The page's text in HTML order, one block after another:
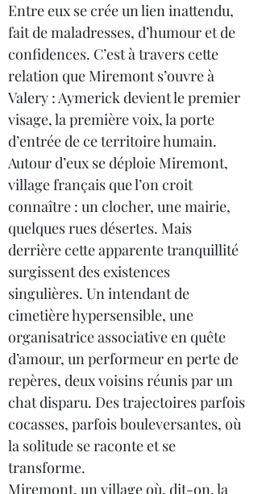
Entre eux se crée un lien inattendu,
fait de maladresses, d’humour et de
confidences. C’est à travers cette
relation que Miremont s’ouvre à
Valery : Aymerick devient le premier
visage, la première voix, la porte
d’entrée de ce territoire humain.
Autour d’eux se déploie Miremont,
village français que l’on croit
connaître : un clocher, une mairie,
quelques rues désertes. Mais
derrière cette apparente tranquillité
surgissent des existences
singulières. Un intendant de
cimetière hypersensible, une
organisatrice associative en quête
d’amour, un performeur en perte de
repères, deux voisins réunis par un
chat disparu. Des trajectoires parfois
cocasses, parfois bouleversantes, où
la solitude se raconte et se
transforme.
Miremont, un village où, dit-on, la